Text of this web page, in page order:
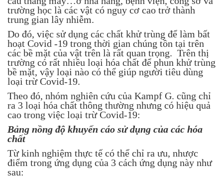
trường học là các vật có nguy cơ cao trở thành
trung gian lây nhiễm.
Do đó, việc sử dụng các chất khử trùng để làm bất
hoạt Covid -19 trong thời gian chúng tồn tại trên
các bề mặt của vật trên là rất quan trọng. Trên thị
trường có rất nhiều loại hóa chất để phun khử trùng
bề mặt, vậy loại nào có thể giúp người tiêu dùng
loại trừ Covid-19.
Theo đó, nhóm nghiên cứu của Kampf G. cũng chỉ
ra 3 loại hóa chất thông thường nhưng có hiệu quả
cao trong việc loại trừ Covid-19:
Bảng nồng độ khuyến cáo sử dụng của các hóa
chất
Từ kinh nghiệm thực tế có thể chỉ ra ưu, nhược
điểm trong ứng dụng của 3 cách ứng dụng này như
sau: